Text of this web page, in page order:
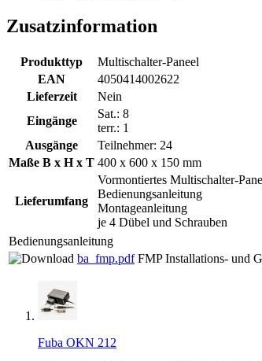
Zusatzinformation
Produkttyp
Multischalter-Paneel
EAN
4050414002622
Lieferzeit
Nein
Eingänge
Sat.: 8
terr.: 1
Ausgänge
Teilnehmer: 24
Maße B x H x T 400 x 600 x 150 mm
Lieferumfang
Vormontiertes Multischalter-
Bedienungsanleitung
Montageanleitung
je 4 Dübel und Schrauben
Bedienungsanleitung
ba_fmp.pdf FMP Installations- und
Fuba OKN 212